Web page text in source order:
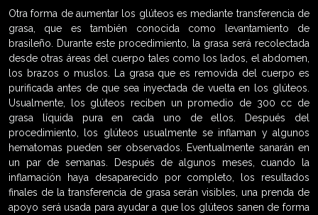
Otra forma de aumentar los glúteos es mediante transferencia de
grasa, que es también conocida como levantamiento de
brasileño. Durante este procedimiento, la grasa será recolectada
desde otras áreas del cuerpo tales como los lados, el abdomen,
los brazos o muslos. La grasa que es removida del cuerpo es
purificada antes de que sea inyectada de vuelta en los glúteos.
Usualmente, los glúteos reciben un promedio de 300 cc de
grasa líquida pura en cada uno de ellos. Después del
procedimiento, los glúteos usualmente se inflaman y algunos
hematomas pueden ser observados. Eventualmente sanarán en
un par de semanas. Después de algunos meses, cuando la
inflamación haya desaparecido por completo, los resultados
finales de la transferencia de grasa serán visibles, una prenda de
apoyo será usada para ayudar a que los glúteos sanen de forma